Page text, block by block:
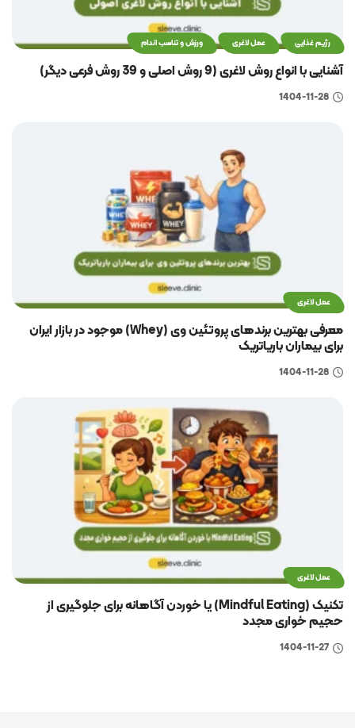
رژیم غذایی عمل لاغری ورزش و تناسب اندام
آشنایی با انواع روش لاغری (9 روش اصلی و 39 روش فرعی دیگر)
1404-11-28
عمل لاغری
معرفی بهترین برندهای پروتئین وی (Whey) موجود در بازار ایران
برای بیماران باریاتریک
1404-11-28
عمل لاغری
تکنیک (Mindful Eating) یا خوردن آگاهانه برای جلوگیری از
حجیم خواری مجدد
1404-11-27